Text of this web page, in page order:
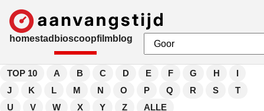
homestad bioscoopfilmblog
TOP 10 A B C D E F G H
I
J
K L M N O P Q R S
T
U
V W X Y Z ALLE